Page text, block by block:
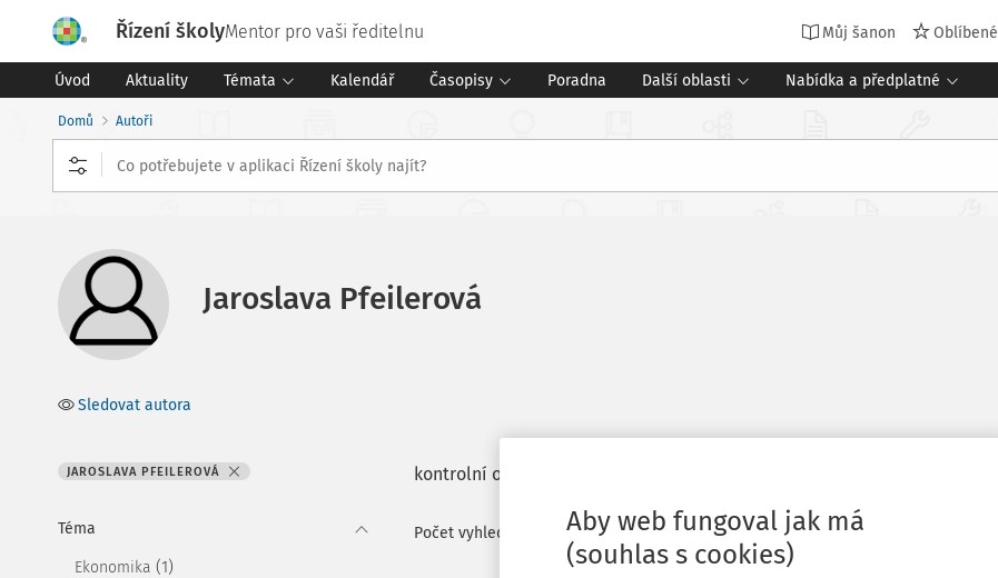
Řízení školyMentor pro vaši ředitelnu Můj šanon Oblíbené
Úvod Aktuality Témata Kalendář Časopisy Poradna Další oblasti Nabídka a předplatné
Domů Autoři
Jaroslava Pfeilerová
Sledovat autora
JAROSLAVA PFEILEROVÁ
Téma
Ekonomika (1)
kontrolní oddělení Finančního úřadu ve Vsetíně
Počet vyhledaných dokumentů:15
Aby web fungoval jak má
(souhlas s cookies)